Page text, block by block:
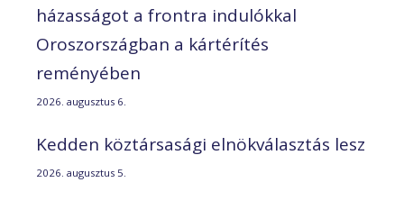
házasságot a frontra indulókkal
Oroszországban a kártérítés
reményében
2026. augusztus 6.
Kedden köztársasági elnökválasztás lesz
2026. augusztus 5.